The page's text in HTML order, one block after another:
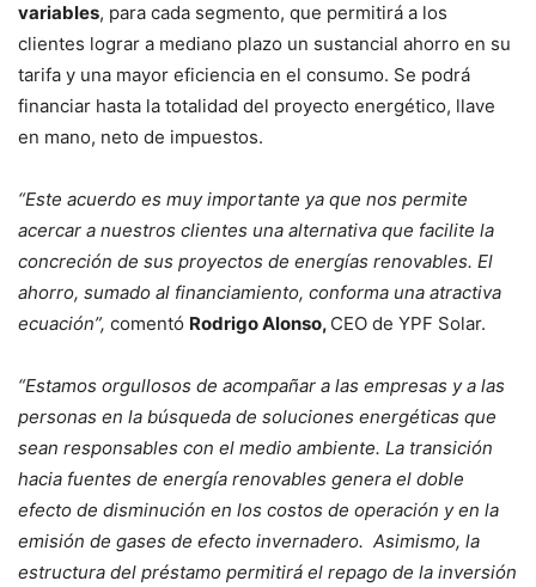
variables, para cada segmento, que permitirá a los
clientes lograr a mediano plazo un sustancial ahorro en su
tarifa y una mayor eficiencia en el consumo. Se podrá
financiar hasta la totalidad del proyecto energético, llave
en mano, neto de impuestos.
“Este acuerdo es muy importante ya que nos permite
acercar a nuestros clientes una alternativa que facilite la
concreción de sus proyectos de energías renovables. El
ahorro, sumado al financiamiento, conforma una atractiva
ecuación”, comentó Rodrigo Alonso, CEO de YPF Solar.
“Estamos orgullosos de acompañar a las empresas y a las
personas en la búsqueda de soluciones energéticas que
sean responsables con el medio ambiente. La transición
hacia fuentes de energía renovables genera el doble
efecto de disminución en los costos de operación y en la
emisión de gases de efecto invernadero. Asimismo, la
estructura del préstamo permitirá el repago de la inversión